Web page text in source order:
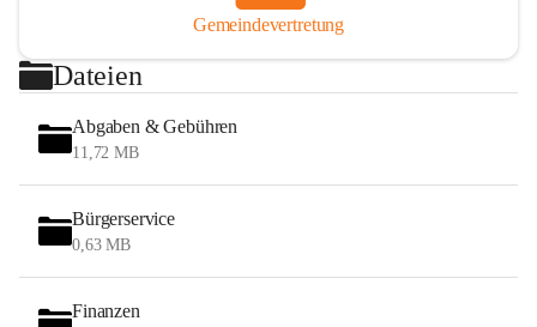
Gemeindevertretung
Dateien
Abgaben & Gebühren
11,72 MB
Bürgerservice
0,63 MB
Finanzen